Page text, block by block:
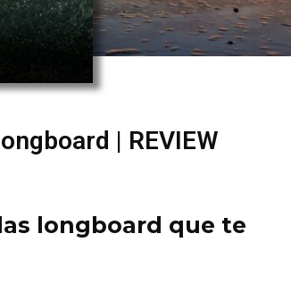
| REVIEW
longboard que te